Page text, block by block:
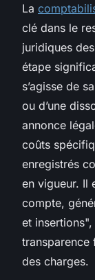
La
clé dans le
juridiques
étape
s’agisse de
ou d’une
annonce
coûts
enregistrés
en vigueur. Il
compte,
et
transparence
des charges.